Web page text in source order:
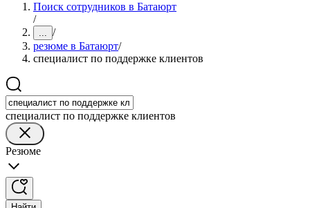
Поиск сотрудников в Батаюрт
/
... /
резюме в Батаюрт/
специалист по поддержке клиентов
специалист по поддержке клиентов
Резюме